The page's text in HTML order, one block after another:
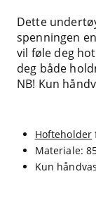
Dette
spenningen
vil føle deg
deg både
NB! Kun
Hofteholder
Materiale:
Kun